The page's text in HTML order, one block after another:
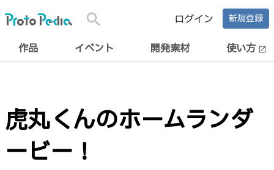
search ログイン 新規登録
作品 イベント 開発素材 使い方 open_in_new
虎丸くんのホームランダ
ービー！